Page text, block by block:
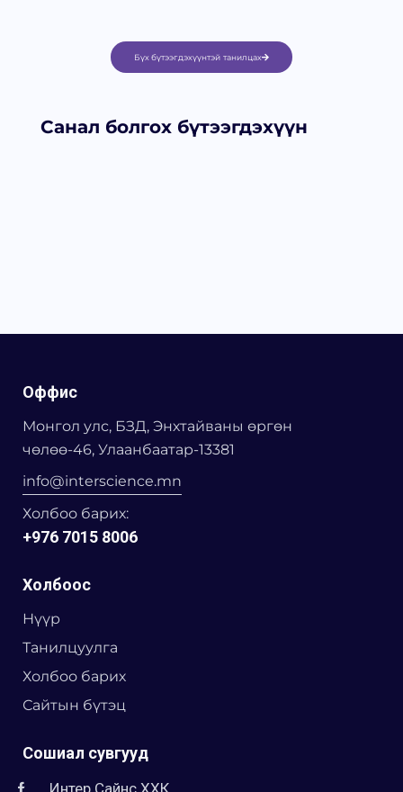
Бүх бүтээгдэхүүнтэй танилцах
Санал болгох бүтээгдэхүүн
Оффис
Монгол улс, БЗД, Энхтайваны өргөн
чөлөө-46, Улаанбаатар-13381
info@interscience.mn
Холбоо барих:
+976 7015 8006
Холбоос
Нүүр
Танилцуулга
Холбоо барих
Сайтын бүтэц
Сошиал сувгууд